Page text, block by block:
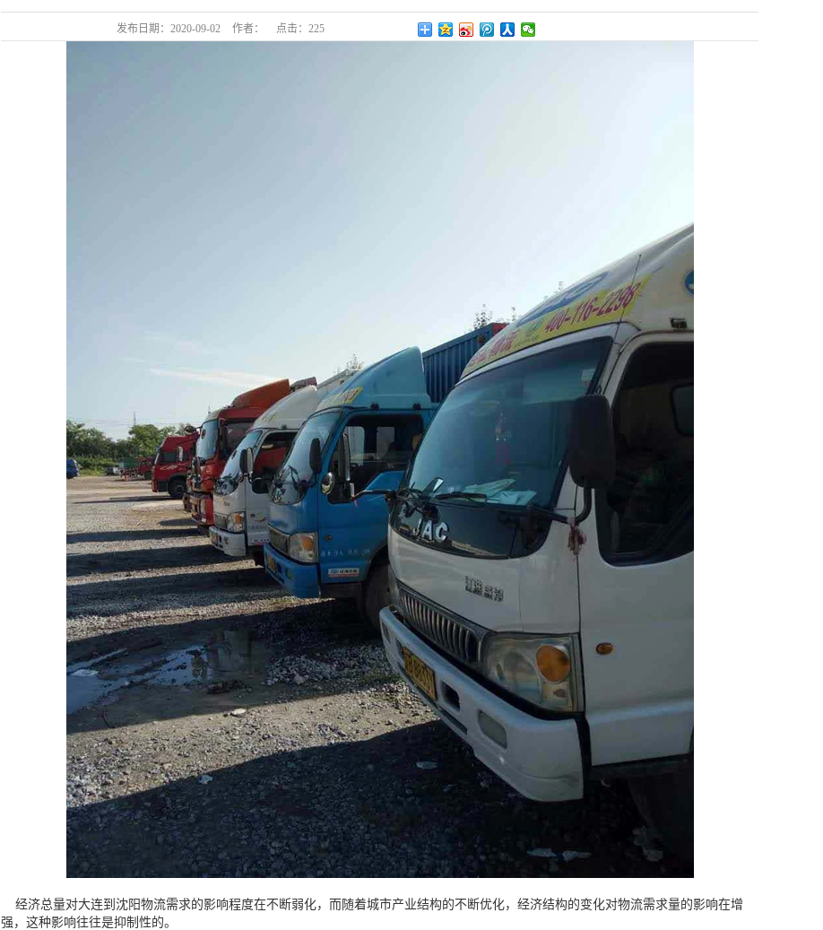
发布日期： 2020-09-02 作者： 点击： 225
经济总量对大连到沈阳物流需求的影响程度在不断弱化，而随着城市产业结构的不断优化，经济结构的变化对物流需求量的影响在增
强，这种影响往往是抑制性的。